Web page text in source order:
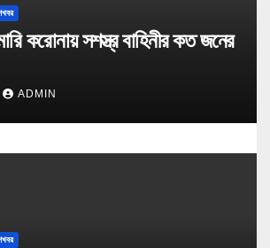
করোনায় সশস্ত্র বাহিনীর কত জনের
ADMIN